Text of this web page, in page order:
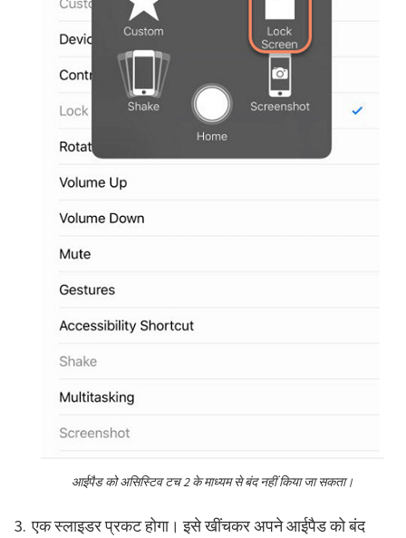
आईपैड को असिस्टिव टच 2 के माध्यम से बंद नहीं किया जा सकता।
एक स्लाइडर प्रकट होगा। इसे खींचकर अपने आईपैड को बंद